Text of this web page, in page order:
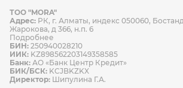
ТОО "MORA"
Адрес: РК, г. Алматы, индекс 050060,
Жарокова, д 366, н.п. 6
Подробнее
БИН: 250940028210
ИИК: KZ898562203149358585
Банк: АО «Банк Центр Кредит»
БИК/БСК: KCJBKZKX
Директор: Шипулина Г.А.